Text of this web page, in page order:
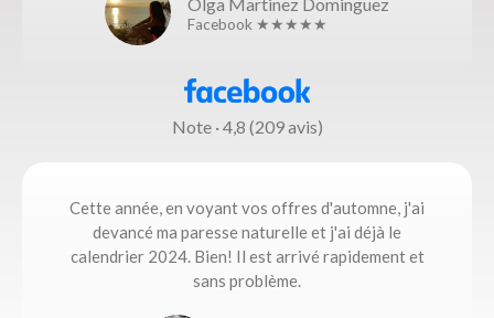
Olga Martinez Dominguez
Facebook ★★★★★
Note · 4,8 (209 avis)
Cette année, en voyant vos offres d'automne, j'ai
devancé ma paresse naturelle et j'ai déjà le
calendrier 2024. Bien! Il est arrivé rapidement et
sans problème.